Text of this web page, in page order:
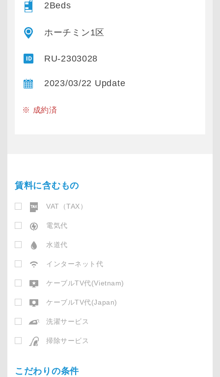
2Beds
ホーチミン1区
RU-2303028
2023/03/22 Update
※ 成約済
賃料に含むもの
VAT（TAX）
電気代
水道代
インターネット代
ケーブルTV代(Vietnam)
ケーブルTV代(Japan)
洗濯サービス
掃除サービス
こだわりの条件